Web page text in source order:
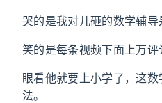
哭的是我对儿砸的数学辅导
笑的是每条视频下面上万评
眼看他就要上小学了，这
法。